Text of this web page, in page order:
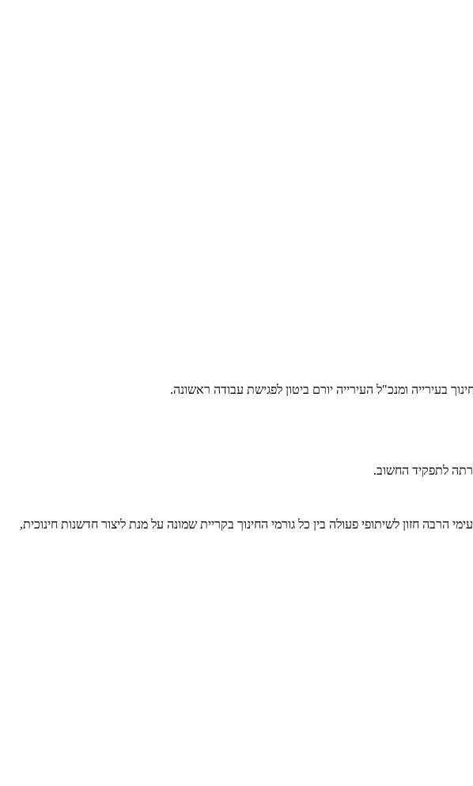
בעירייה ומנכ"ל העירייה יורם ביטון לפגישת עבודה ראשונה.
לתפקיד החשוב.
חזון לשיתופי פעולה בין כל גורמי החינוך בקריית שמונה על מנת ליצור חדשנות חינוכית,